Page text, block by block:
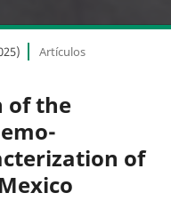
Artículos
of the
of